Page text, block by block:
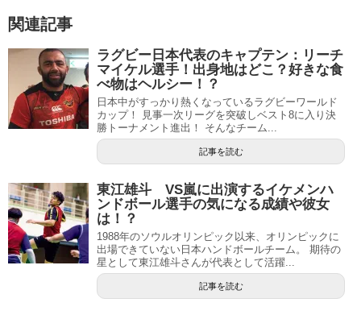
関連記事
ラグビー日本代表のキャプテン：リーチ
マイケル選手！出身地はどこ？好きな食
べ物はヘルシー！？
日本中がすっかり熱くなっているラグビーワールド
カップ！ 見事一次リーグを突破しベスト8に入り決
勝トーナメント進出！ そんなチーム...
記事を読む
東江雄斗 VS嵐に出演するイケメンハ
ンドボール選手の気になる成績や彼女
は！？
1988年のソウルオリンピック以来、オリンピックに
出場できていない日本ハンドボールチーム。 期待の
星として東江雄斗さんが代表として活躍...
記事を読む